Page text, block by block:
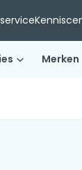
Merken